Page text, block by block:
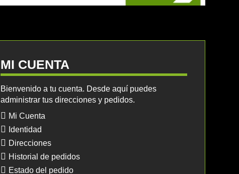
MI CUENTA
Bienvenido a tu cuenta. Desde aquí puedes
administrar tus direcciones y pedidos.
Mi Cuenta
Identidad
Direcciones
Historial de pedidos
Estado del pedido